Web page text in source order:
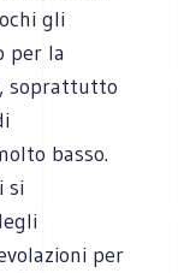
gli
per la
soprattutto
basso.
si
per